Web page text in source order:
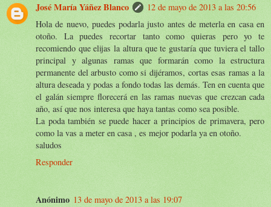
José María Yáñez Blanco
12 de mayo de 2013 a las 20:56
Hola de nuevo, puedes podarla justo antes de meterla en casa en
otoño. La puedes recortar tanto como quieras pero yo te
recomiendo que elijas la altura que te gustaría que tuviera el tallo
principal y algunas ramas que formarán como la estructura
permanente del arbusto como si dijéramos, cortas esas ramas a la
altura deseada y podas a fondo todas las demás. Ten en cuenta que
el galán siempre florecerá en las ramas nuevas que crezcan cada
año, así que nos interesa que haya tantas como sea posible.
La poda también se puede hacer a principios de primavera, pero
como la vas a meter en casa , es mejor podarla ya en otoño.
saludos
Responder
Anónimo 13 de mayo de 2013 a las 19:07